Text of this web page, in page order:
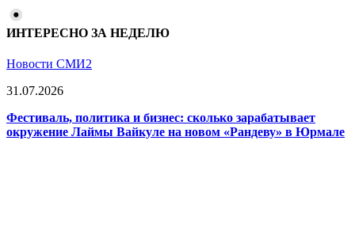
ИНТЕРЕСНО ЗА НЕДЕЛЮ
Новости СМИ2
31.07.2026
Фестиваль, политика и бизнес: сколько зарабатывает
окружение Лаймы Вайкуле на новом «Рандеву» в Юрмале